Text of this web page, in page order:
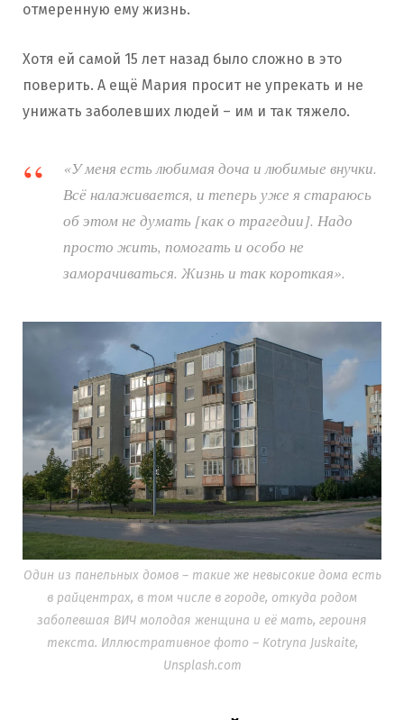
отмеренную ему жизнь.
Хотя ей самой 15 лет назад было сложно в это
поверить. А ещё Мария просит не упрекать и не
унижать заболевших людей – им и так тяжело.
«У меня есть любимая доча и любимые внучки.
Всё налаживается, и теперь уже я стараюсь
об этом не думать [как о трагедии]. Надо
просто жить, помогать и особо не
заморачиваться. Жизнь и так короткая».
Один из панельных домов – такие же невысокие дома есть
в райцентрах, в том числе в городе, откуда родом
заболевшая ВИЧ молодая женщина и её мать, героиня
текста. Иллюстративное фото – Kotryna Juskaite,
Unsplash.com